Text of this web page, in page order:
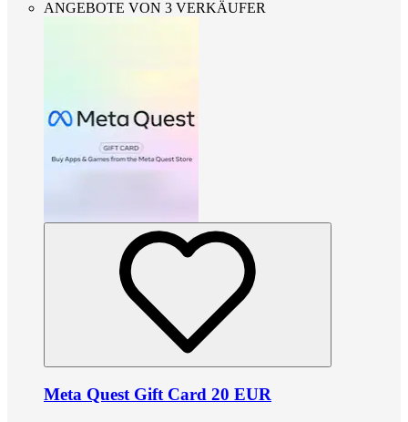
ANGEBOTE VON 3 VERKÄUFER
Meta Quest Gift Card 20 EUR